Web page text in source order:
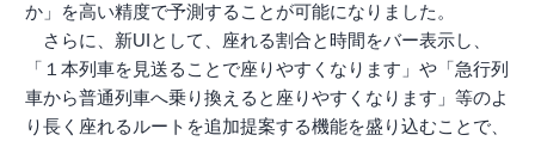
か」を高い精度で予測することが可能になりました。
さらに、新UIとして、座れる割合と時間をバー表示し、
「１本列車を見送ることで座りやすくなります」や「急行列
車から普通列車へ乗り換えると座りやすくなります」等のよ
り長く座れるルートを追加提案する機能を盛り込むことで、